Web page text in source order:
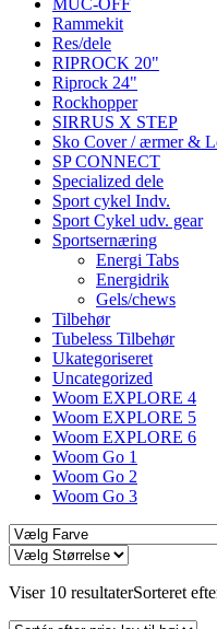
MUC-OFF
Rammekit
Res/dele
RIPROCK 20"
Riprock 24"
Rockhopper
SIRRUS X STEP
Sko Cover / ærmer &
SP CONNECT
Specialized dele
Sport cykel Indv.
Sport Cykel udv. gear
Sportsernæring
Energi Tabs
Energidrik
Gels/chews
Tilbehør
Tubeless Tilbehør
Ukategoriseret
Uncategorized
Woom EXPLORE 4
Woom EXPLORE 5
Woom EXPLORE 6
Woom Go 1
Woom Go 2
Woom Go 3
Viser 10 resultaterSorteret